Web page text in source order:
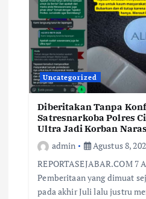
Uncategorized
Diberitakan Tanpa
Satresnarkoba Polres
Ultra Jadi Korban
admin
Agustus 8,
REPORTASEJABAR.COM 7
Pemberitaan yang dimuat
pada akhir Juli lalu justru